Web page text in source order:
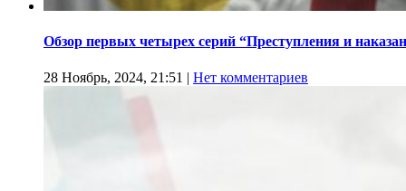
Обзор первых четырех серий “Преступления и
28 Ноябрь, 2024, 21:51 | Нет комментариев